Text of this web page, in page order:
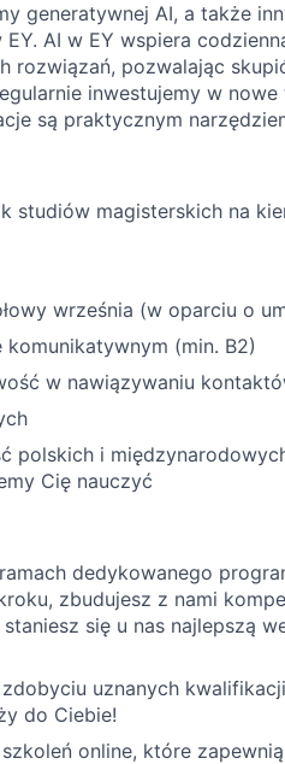
generatywnej AI, a także
AI w EY wspiera
rozwiązań, pozwalając
inwestujemy w
są praktycznym
studiów magisterskich na
września (w oparciu o
(min. B2)
w nawiązywaniu
polskich i
Cię nauczyć
dedykowanego
zbudujesz z nami
się u nas najlepszą
uznanych
do Ciebie!
online, które